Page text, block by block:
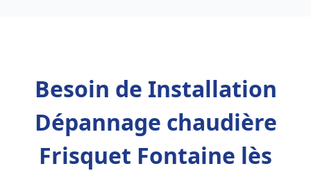
Besoin de Installation
Dépannage chaudière
Frisquet Fontaine lès